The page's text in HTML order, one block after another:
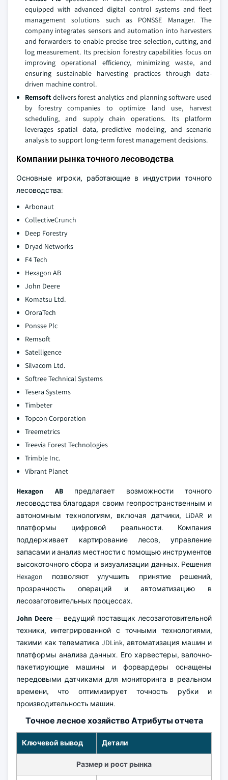
equipped with advanced digital control systems and fleet
management solutions such as PONSSE Manager. The
company integrates sensors and automation into harvesters
and forwarders to enable precise tree selection, cutting, and
log measurement. Its precision forestry capabilities focus on
improving operational efficiency, minimizing waste, and
ensuring sustainable harvesting practices through data-
driven machine control.
Remsoft delivers forest analytics and planning software used
by forestry companies to optimize land use, harvest
scheduling, and supply chain operations. Its platform
leverages spatial data, predictive modeling, and scenario
analysis to support long-term forest management decisions.
Компании рынка точного лесоводства
Основные игроки, работающие в индустрии точного
лесоводства:
Arbonaut
CollectiveCrunch
Deep Forestry
Dryad Networks
F4 Tech
Hexagon AB
John Deere
Komatsu Ltd.
OroraTech
Ponsse Plc
Remsoft
Satelligence
Silvacom Ltd.
Softree Technical Systems
Tesera Systems
Timbeter
Topcon Corporation
Treemetrics
Treevia Forest Technologies
Trimble Inc.
Vibrant Planet
Hexagon ABпредлагает возможности точного
лесоводства благодаря своим геопространственным и
автономным технологиям, включая датчики, LiDAR и
платформы цифровой реальности. Компания
поддерживает картирование лесов, управление
запасами и анализ местности с помощью инструментов
высокоточного сбора и визуализации данных. Решения
Hexagon позволяют улучшить принятие решений,
прозрачность операций и автоматизацию в
лесозаготовительных процессах.
John Deere — ведущий поставщик лесозаготовительной
техники, интегрированной с точными технологиями,
такими как телематика JDLink, автоматизация машин и
платформы анализа данных. Его харвестеры, валочно-
пакетирующие машины и форвардеры оснащены
передовыми датчиками для мониторинга в реальном
времени, что оптимизирует точность рубки и
производительность машин.
Точное лесное хозяйство Атрибуты отчета
Ключевой вывод Детали
Размер и рост рынка